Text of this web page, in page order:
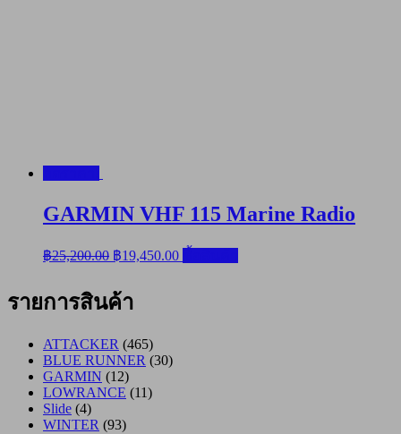
GARMIN VHF 115 Marine Radio
฿25,200.00 Original
price
฿25,200.00.
฿19,450.00Current
price
รายการสินค้า
ATTACKER (465)
BLUE RUNNER (30)
GARMIN (12)
LOWRANCE (11)
Slide (4)
WINTER (93)